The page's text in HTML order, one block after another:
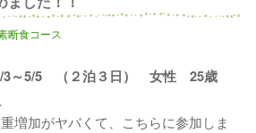
断食コース
3～5/5 （２泊３日） 女性 25歳
増加がヤバくて、こちらに参加しま